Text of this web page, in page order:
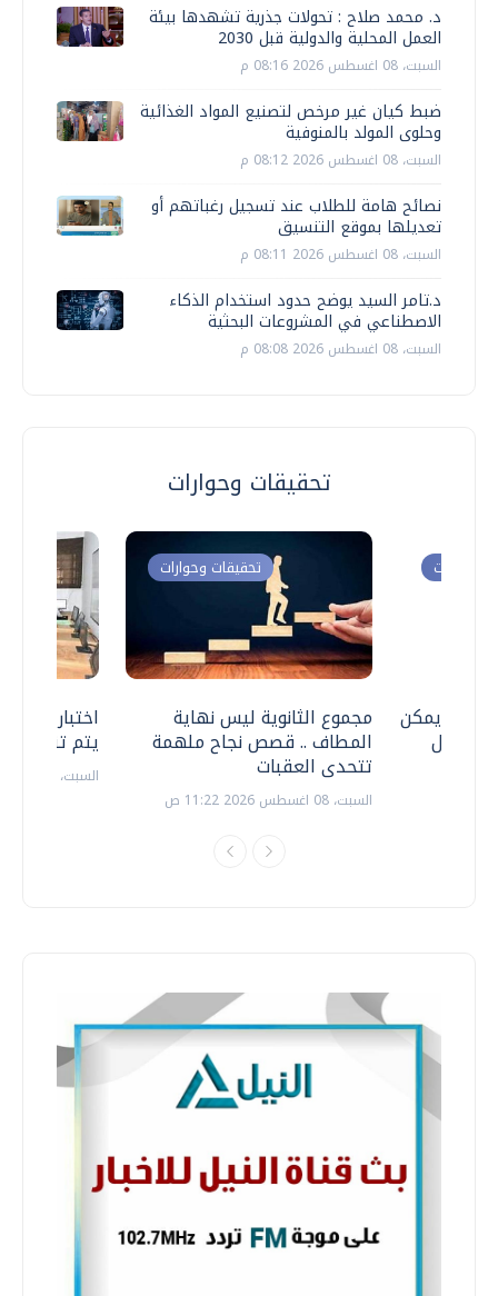
د. محمد صلاح : تحولات جذرية تشهدها بيئة
العمل المحلية والدولية قبل 2030
السبت، 08 اغسطس 2026 08:16 م
ضبط كيان غير مرخص لتصنيع المواد الغذائية
وحلوى المولد بالمنوفية
السبت، 08 اغسطس 2026 08:12 م
نصائح هامة للطلاب عند تسجيل رغباتهم أو
تعديلها بموقع التنسيق
السبت، 08 اغسطس 2026 08:11 م
د.تامر السيد يوضح حدود استخدام الذكاء
الاصطناعي في المشروعات البحثية
السبت، 08 اغسطس 2026 08:08 م
تحقيقات وحوارات
اختبارات
يتم
السبت، 18 يوليو 2026 09:22 ص
تحقيقات وحوارات
مجموع الثانوية ليس نهاية
المطاف .. قصص نجاح ملهمة
تتحدى العقبات
السبت، 08 اغسطس 2026 11:22 ص
وحوارات
.. هل يمكن
نتعامل